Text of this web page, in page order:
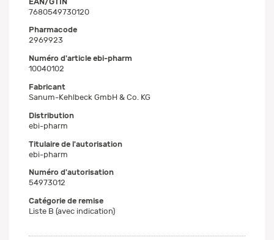
7680549730120
Pharmacode
2969923
Numéro d'article ebi-pharm
10040102
Fabricant
Sanum-Kehlbeck GmbH & Co. KG
Distribution
ebi-pharm
Titulaire de l'autorisation
ebi-pharm
Numéro d'autorisation
54973012
Catégorie de remise
Liste B (avec indication)